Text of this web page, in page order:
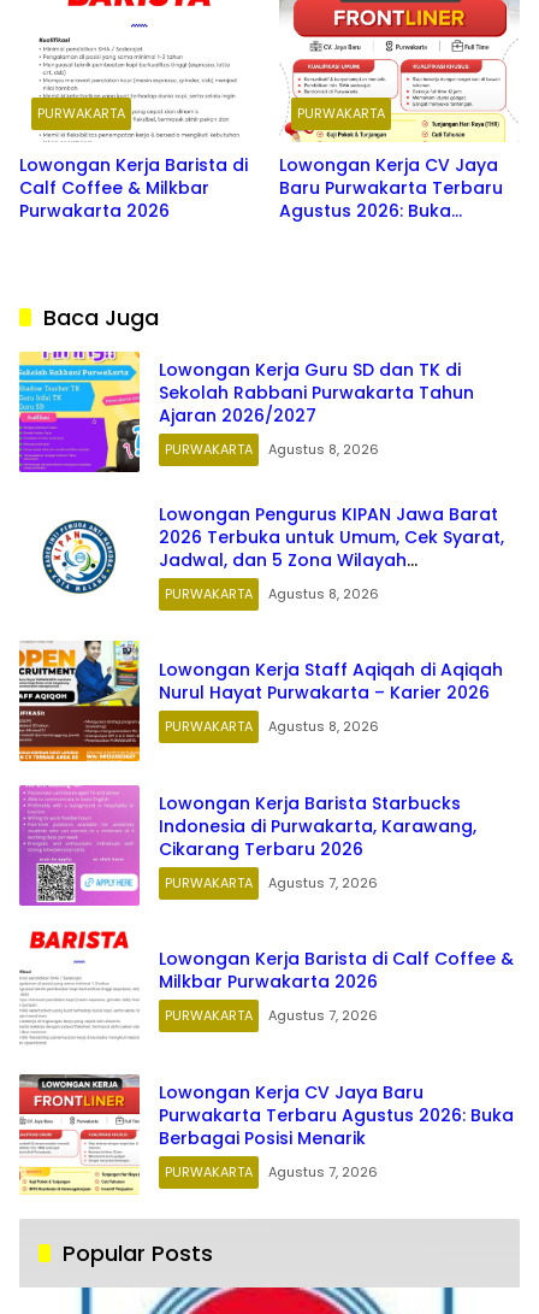
PURWAKARTA
Lowongan Kerja Barista di
Calf Coffee & Milkbar
Purwakarta 2026
PURWAKARTA
Lowongan Kerja CV Jaya
Baru Purwakarta Terbaru
Agustus 2026: Buka
Baca Juga
Lowongan Kerja Guru SD dan TK di
Sekolah Rabbani Purwakarta Tahun
Ajaran 2026/2027
PURWAKARTA Agustus 8, 2026
Lowongan Pengurus KIPAN Jawa Barat
2026 Terbuka untuk Umum, Cek Syarat,
Jadwal, dan 5 Zona Wilayah
Penempatan
PURWAKARTA Agustus 8, 2026
Lowongan Kerja Staff Aqiqah di Aqiqah
Nurul Hayat Purwakarta – Karier 2026
PURWAKARTA Agustus 8, 2026
Lowongan Kerja Barista Starbucks
Indonesia di Purwakarta, Karawang,
Cikarang Terbaru 2026
PURWAKARTA Agustus 7, 2026
Lowongan Kerja Barista di Calf Coffee &
Milkbar Purwakarta 2026
PURWAKARTA Agustus 7, 2026
Lowongan Kerja CV Jaya Baru
Purwakarta Terbaru Agustus 2026: Buka
Berbagai Posisi Menarik
PURWAKARTA Agustus 7, 2026
Popular Posts